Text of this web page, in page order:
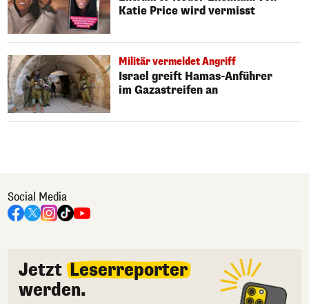
Katie Price wird vermisst
Militär vermeldet Angriff
Israel greift Hamas-Anführer
im Gazastreifen an
Social Media
Jetzt Leserreporter
werden.